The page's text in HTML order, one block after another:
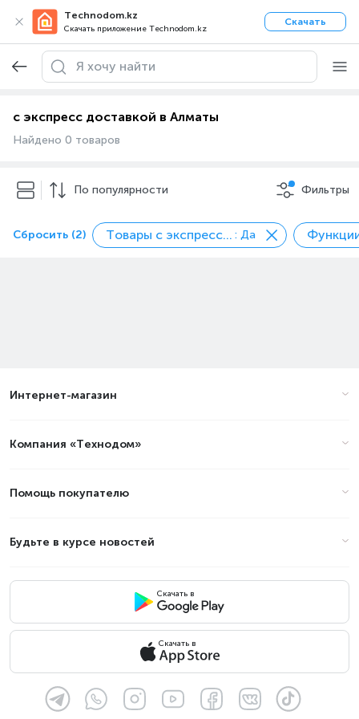
Technodom.kz
Скачать приложение Technodom.kz
Скачать
с экспресс доставкой в Алматы
Найдено 0 товаров
По популярности Фильтры
Сбросить (2) Товары с экспресс доставкой : Да
Интернет-магазин
Компания «Технодом»
Помощь покупателю
Будьте в курсе новостей
Скачать в
Скачать в